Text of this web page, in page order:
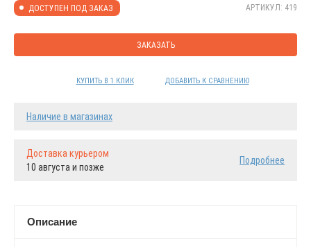
ДОСТУПЕН ПОД ЗАКАЗ АРТИКУЛ: 419
ЗАКАЗАТЬ
КУПИТЬ В 1 КЛИК ДОБАВИТЬ К СРАВНЕНИЮ
Наличие в магазинах
Доставка курьером
10 августа и позже
Подробнее
Описание